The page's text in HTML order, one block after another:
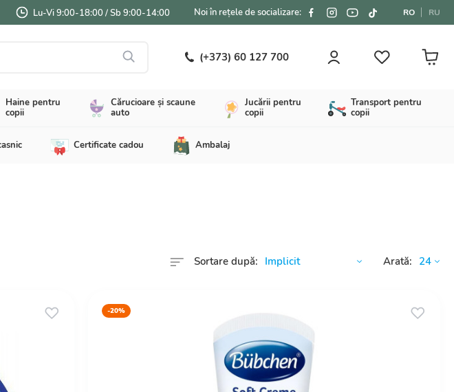
Lu-Vi 9:00-18:00 / Sb 9:00-14:00 Noi în rețele de socializare: RO RU
(+373) 60 127 700
Haine pentru
copii
Cărucioare și scaune
auto
Jucării pentru
copii
Transport pentru
copii
Certificate cadou Ambalaj
Sortare după: Arată:
-20%